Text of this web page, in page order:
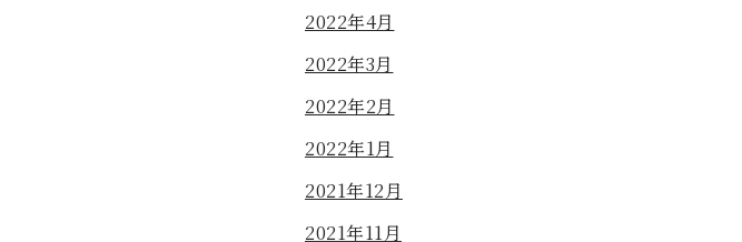
2022年4月
2022年3月
2022年2月
2022年1月
2021年12月
2021年11月